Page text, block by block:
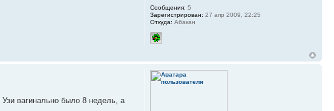
Сообщения: 5
Зарегистрирован: 27 апр 2009, 22:25
Откуда: Абакан
вагинально было 8 недель, а